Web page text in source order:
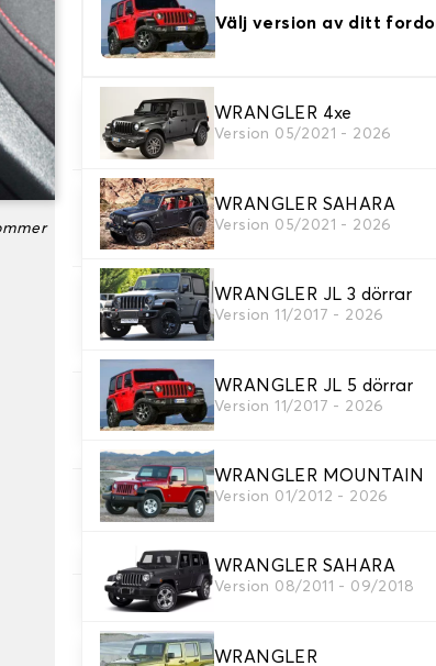
Välj version av ditt
WRANGLER 4xe
Version 05/2021 - 2026
WRANGLER SAHARA
Version 05/2021 - 2026
WRANGLER JL 3 dörrar
Version 11/2017 - 2026
WRANGLER JL 5 dörrar
Version 11/2017 - 2026
WRANGLER MOUNTAIN
Version 01/2012 - 2026
WRANGLER SAHARA
Version 08/2011 - 09/2018
WRANGLER
2. Material
Välj material för din bilmatta.
3. uppsättning av mattor
Välj det antal bilmattor du behöver.
4. Färger på mattor
Välj färg på din matta bil.
5. Sömmar material
Välj material för sömmar.
6. Färg på sömmar
7. Autogrip halkfri®
Lägg till vår patenterade halkskyddade